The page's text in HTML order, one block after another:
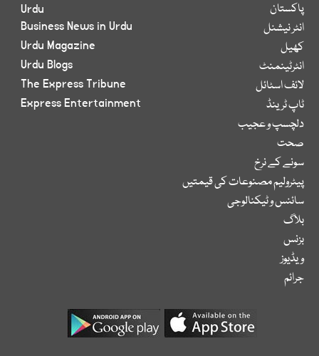
پاکستان
انٹر نیشنل
کھیل
انٹرٹینمنٹ
لائف اسٹائل
ٹاپ ٹرینڈ
دلچسپ و عجیب
صحت
سونے کے نرخ
پیٹرولیم مصنوعات کی قیمتیں
سائنس و ٹیکنالوجی
بلاگ
بزنس
ویڈیوز
جرائم
Urdu
Business News in Urdu
Urdu Magazine
Urdu Blogs
The Express Tribune
Express Entertainment